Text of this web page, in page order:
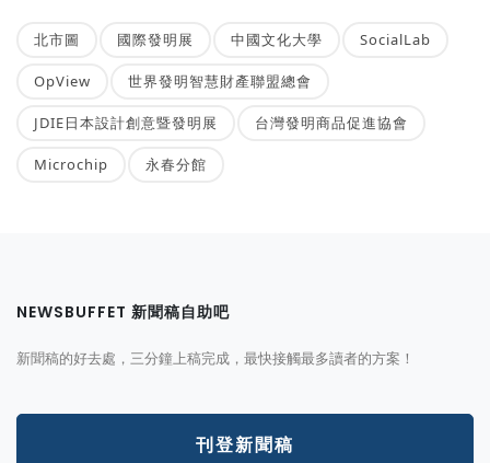
北市圖 國際發明展 中國文化大學 SocialLab
OpView 世界發明智慧財產聯盟總會
JDIE日本設計創意暨發明展 台灣發明商品促進協會
Microchip 永春分館
NEWSBUFFET 新聞稿自助吧
新聞稿的好去處，三分鐘上稿完成，最快接觸最多讀者的方案！
刊登新聞稿